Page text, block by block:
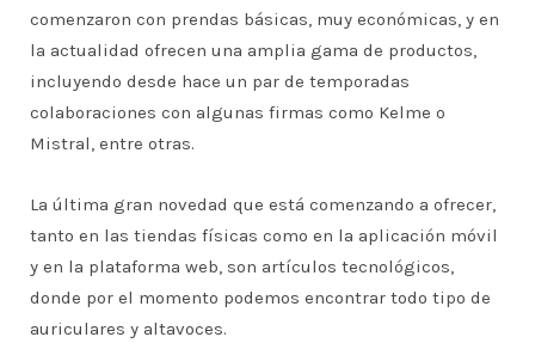
comenzaron con prendas básicas, muy económicas, y en
la actualidad ofrecen una amplia gama de productos,
incluyendo desde hace un par de temporadas
colaboraciones con algunas firmas como Kelme o
Mistral, entre otras.
La última gran novedad que está comenzando a ofrecer,
tanto en las tiendas físicas como en la aplicación móvil
y en la plataforma web, son artículos tecnológicos,
donde por el momento podemos encontrar todo tipo de
auriculares y altavoces.